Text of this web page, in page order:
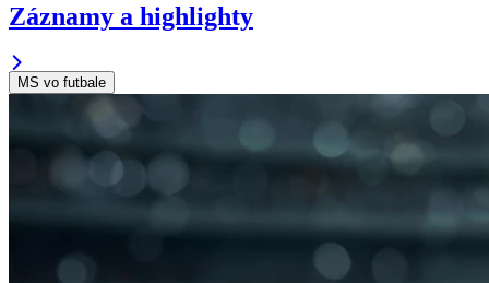
Záznamy a highlighty
MS vo futbale